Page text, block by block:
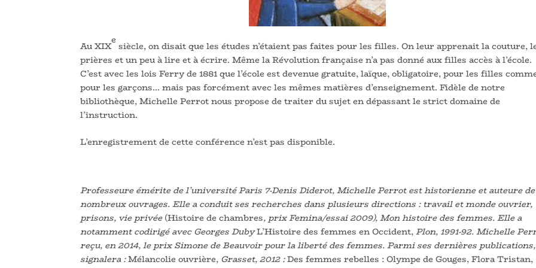
Au XIX
e
siècle, on disait que les études n’étaient pas faites pour les filles. On leur apprenait la couture,
prières et un peu à lire et à écrire. Même la Révolution française n’a pas donné aux filles accès à l’école.
C’est avec les lois Ferry de 1881 que l’école est devenue gratuite, laïque, obligatoire, pour les filles
pour les garçons… mais pas forcément avec les mêmes matières d’enseignement. Fidèle de notre
bibliothèque, Michelle Perrot nous propose de traiter du sujet en dépassant le strict domaine de
l’instruction.
L’enregistrement de cette conférence n’est pas disponible.
Professeure émérite de l’université Paris 7-Denis Diderot, Michelle Perrot est historienne et auteure de
nombreux ouvrages. Elle a conduit ses recherches dans plusieurs directions : travail et monde ouvrier,
prisons, vie privée(Histoire de chambres, prix Femina/essai 2009), Mon histoire des femmes. Elle a
notamment codirigé avec Georges DubyL’Histoire des femmes en Occident,Plon, 1991-92. Michelle
reçu, en 2014, le prix Simone de Beauvoir pour la liberté des femmes. Parmi ses dernières
signalera :Mélancolie ouvrière, Grasset, 2012 :Des femmes rebelles : Olympe de Gouges, Flora Tristan,